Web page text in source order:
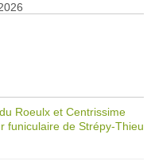
Roeulx et Centrissime
funiculaire de Strépy-Thieu